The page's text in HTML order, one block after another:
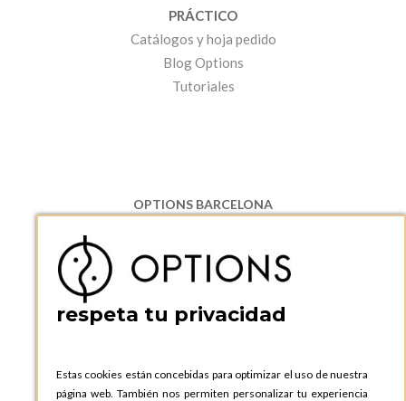
PRÁCTICO
Catálogos y hoja pedido
Blog Options
Tutoriales
OPTIONS BARCELONA
08130 Santa Perpetua de Moguda, Barcelona
ESPAñA
Teléfono:
+34 935 724 041
OPTIONS BARCELONA SHOWROOM
ESPAñA
Teléfono:+34 935 724 041
respeta tu privacidad
Estas cookies están concebidas para optimizar el uso de nuestra
página web. También nos permiten personalizar tu experiencia